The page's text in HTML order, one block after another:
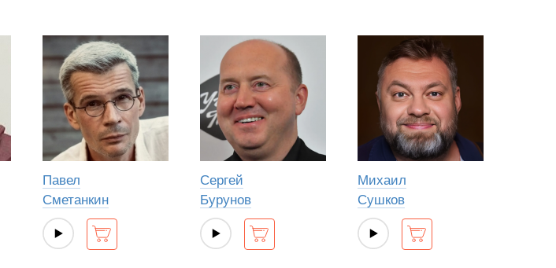
Павел
Сметанкин
Сергей
Бурунов
Михаил
Сушков